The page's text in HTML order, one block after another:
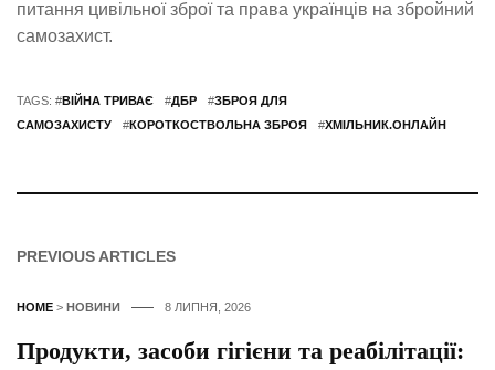
питання цивільної зброї та права українців на збройний
самозахист.
TAGS: #ВІЙНА ТРИВАЄ #ДБР #ЗБРОЯ ДЛЯ
САМОЗАХИСТУ
#КОРОТКОСТВОЛЬНА ЗБРОЯ #ХМІЛЬНИК.ОНЛАЙН
PREVIOUS ARTICLES
HOME > НОВИНИ 8 ЛИПНЯ, 2026
Продукти, засоби гігієни та реабілітації: